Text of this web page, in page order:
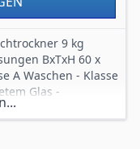
9 kg
BxTxH 60 x
A Waschen - Klasse
Glas -